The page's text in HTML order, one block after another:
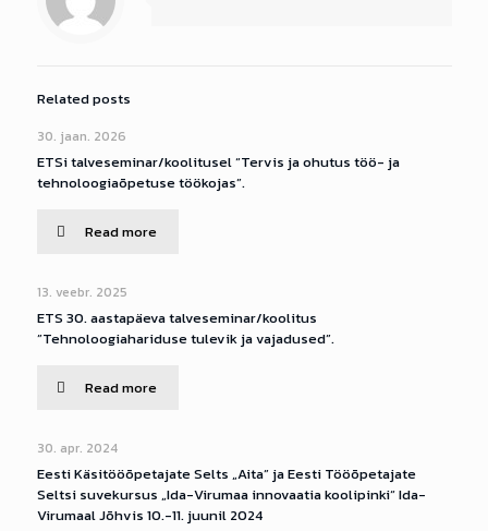
Related posts
30. jaan. 2026
ETSi talveseminar/koolitusel “Tervis ja ohutus töö- ja
tehnoloogiaõpetuse töökojas”.
Read more
13. veebr. 2025
ETS 30. aastapäeva talveseminar/koolitus
”Tehnoloogiahariduse tulevik ja vajadused”.
Read more
30. apr. 2024
Eesti Käsitööõpetajate Selts „Aita” ja Eesti Tööõpetajate
Seltsi suvekursus „Ida-Virumaa innovaatia koolipinki“ Ida-
Virumaal Jõhvis 10.-11. juunil 2024